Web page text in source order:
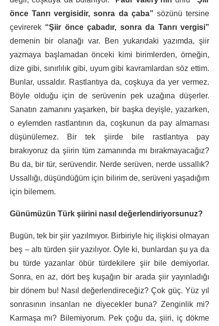
önce Tanrı vergisidir, sonra da çaba” sözünü tersine
çevirerek “Şiir önce çabadır, sonra da Tanrı vergisi”
demenin bir olanağı var. Ben yukarıdaki yazımda, şiir
yazmaya başlamadan önceki kimi birimlerden, ör­neğin,
dize gibi, sınırlılık gibi, uyum gibi kavramlardan söz ettim.
Bunlar, ussaldır. Rastlantıya da, coşkuya da yer vermez.
Böyle olduğu için de serüvenin pek uzağına düşerler.
Sanatın zamanını yaşarken, bir başka de­yişle, yazarken,
o eylemden rastlantının da, coşkunun da pay almaması
düşünülemez. Bir tek şiirde bile rastlantıya pay
bırakıyoruz da şiirin tüm zamanında mı bırakmayacağız?
Bu da, bir tür, serüvendir. Nerde serüven, nerde ussallık?
Ussallığı, düşündüğüm için bilirim de, serüveni yaşadığım
için bilemem.
Günümüzün Türk şiirini nasıl değerlendiriyorsunuz?
Bugün, tek bir şiir yazılmıyor. Birbiriyle hiç ilişkisi olmayan
beş – altı türden şiir yazılıyor. Öyle ki, bunlardan şu ya da
bu türde yazanlar öbür türdekilere şiir bile demiyorlar.
Sonra, en az, dört beş kuşağın bir arada şiir yayınladığı
bir dönem bu! Nasıl değerlendireceğiz? Çok güç. Yüz yıl
sonrasının insanları ne diyecekler buna? Zenginlik mi?
Karmaşa mı? Bilemiyorum. Pek çoğu da, şiiri, iç dökme